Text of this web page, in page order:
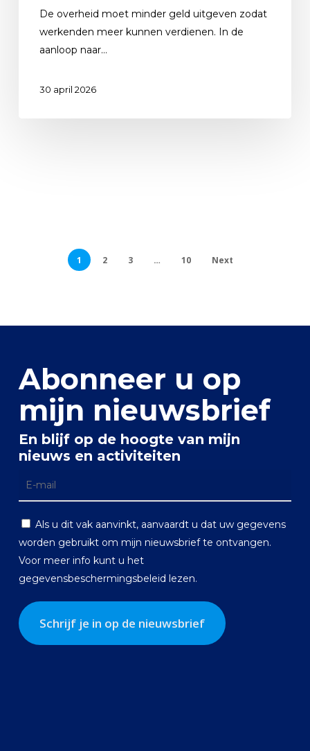
De overheid moet minder geld uitgeven zodat
werkenden meer kunnen verdienen. In de
aanloop naar…
30 april 2026
1 2 3 … 10 Next
Abonneer u op
mijn nieuwsbrief
En blijf op de hoogte van mijn
nieuws en activiteiten
Als u dit vak aanvinkt, aanvaardt u dat uw gegevens
worden gebruikt om mijn nieuwsbrief te ontvangen.
Voor meer info kunt u het
gegevensbeschermingsbeleid lezen.